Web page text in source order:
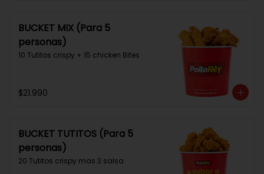
BUCKET MIX (Para 5
personas)
10 Tutitos crispy + 15 chicken Bites
$21.990
BUCKET TUTITOS (Para 5
personas)
20 Tutitos crispy mas 3 salsa